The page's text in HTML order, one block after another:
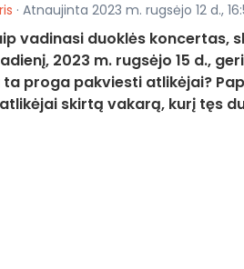
· Atnaujinta 2023 m. rugsėjo 12 d.,
vadinasi duoklės koncertas,
2023 m. rugsėjo 15 d.,
proga pakviesti atlikėjai?
skirtą vakarą, kurį tęs